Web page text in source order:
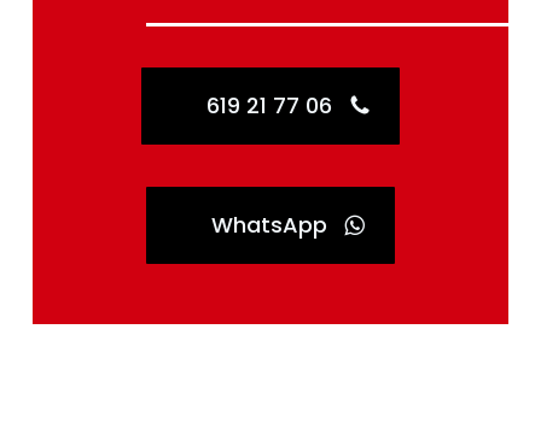
619 21 77 06
WhatsApp